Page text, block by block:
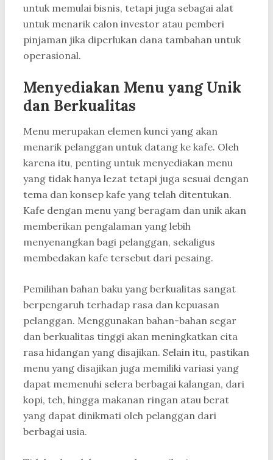
untuk memulai bisnis, tetapi juga sebagai alat
untuk menarik calon investor atau pemberi
pinjaman jika diperlukan dana tambahan untuk
operasional.
Menyediakan Menu yang Unik
dan Berkualitas
Menu merupakan elemen kunci yang akan
menarik pelanggan untuk datang ke kafe. Oleh
karena itu, penting untuk menyediakan menu
yang tidak hanya lezat tetapi juga sesuai dengan
tema dan konsep kafe yang telah ditentukan.
Kafe dengan menu yang beragam dan unik akan
memberikan pengalaman yang lebih
menyenangkan bagi pelanggan, sekaligus
membedakan kafe tersebut dari pesaing.
Pemilihan bahan baku yang berkualitas sangat
berpengaruh terhadap rasa dan kepuasan
pelanggan. Menggunakan bahan-bahan segar
dan berkualitas tinggi akan meningkatkan cita
rasa hidangan yang disajikan. Selain itu, pastikan
menu yang disajikan juga memiliki variasi yang
dapat memenuhi selera berbagai kalangan, dari
kopi, teh, hingga makanan ringan atau berat
yang dapat dinikmati oleh pelanggan dari
berbagai usia.